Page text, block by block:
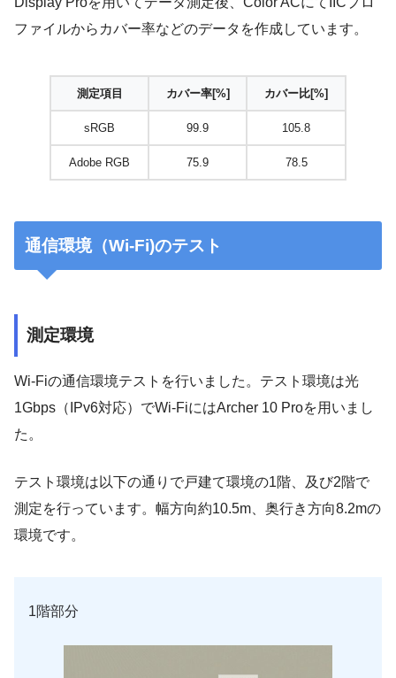
ファイルからカバー率などのデータを作成しています。
測定項目 カバー率[%] カバー比[%]
sRGB 99.9 105.8
Adobe RGB 75.9 78.5
通信環境（Wi-Fi)のテスト
測定環境
Wi-Fiの通信環境テストを行いました。テスト環境は光
1Gbps（IPv6対応）でWi-FiにはArcher 10 Proを用いまし
た。
テスト環境は以下の通りで戸建て環境の1階、及び2階で
測定を行っています。幅方向約10.5m、奥行き方向8.2mの
環境です。
1階部分